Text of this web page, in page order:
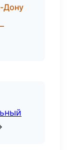
Дону